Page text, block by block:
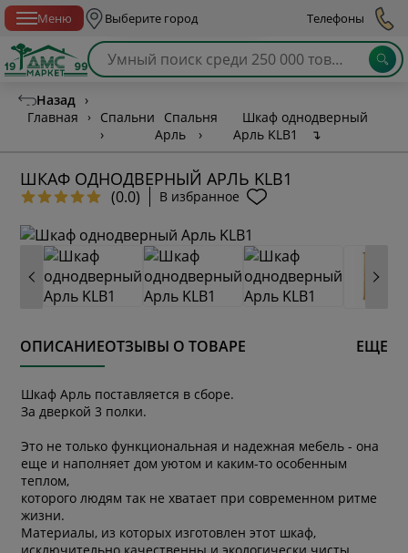
Меню Выберите город Телефоны
Назад ›
Главная
›
Спальни
›
Спальня
Арль
›
Шкаф однодверный
Арль KLB1
↴
ШКАФ ОДНОДВЕРНЫЙ АРЛЬ KLB1
(0.0) В избранное
ОПИСАНИЕОТЗЫВЫ О ТОВАРЕ ЕЩЕ
Шкаф Арль поставляется в сборе.
За дверкой 3 полки.
Это не только функциональная и надежная мебель - она
еще и наполняет дом уютом и каким-то особенным
теплом,
которого людям так не хватает при современном ритме
жизни.
Материалы, из которых изготовлен этот шкаф,
исключительно качественны и экологически чисты.